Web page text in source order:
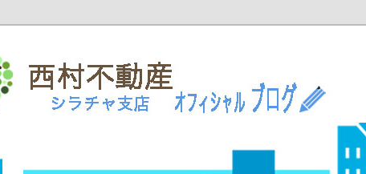
シラチャの不動産西村不動産オ